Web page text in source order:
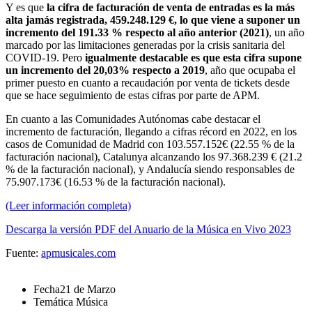
Y es que la cifra de facturación de venta de entradas es la más
alta jamás registrada, 459.248.129 €, lo que viene a suponer un
incremento del 191.33 % respecto al año anterior (2021), un año
marcado por las limitaciones generadas por la crisis sanitaria del
COVID-19. Pero igualmente destacable es que esta cifra supone
un incremento del 20,03% respecto a 2019, año que ocupaba el
primer puesto en cuanto a recaudación por venta de tickets desde
que se hace seguimiento de estas cifras por parte de APM.
En cuanto a las Comunidades Autónomas cabe destacar el
incremento de facturación, llegando a cifras récord en 2022, en los
casos de Comunidad de Madrid con 103.557.152€ (22.55 % de la
facturación nacional), Catalunya alcanzando los 97.368.239 € (21.2
% de la facturación nacional), y Andalucía siendo responsables de
75.907.173€ (16.53 % de la facturación nacional).
(Leer información completa)
Descarga la versión PDF del Anuario de la Música en Vivo 2023
Fuente: apmusicales.com
Fecha21 de Marzo
Temática Música